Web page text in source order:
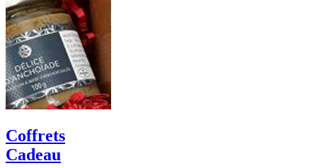
Coffrets
Cadeau